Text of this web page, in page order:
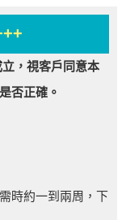
，視客戶同意本
否正確。
時約一到兩周，下